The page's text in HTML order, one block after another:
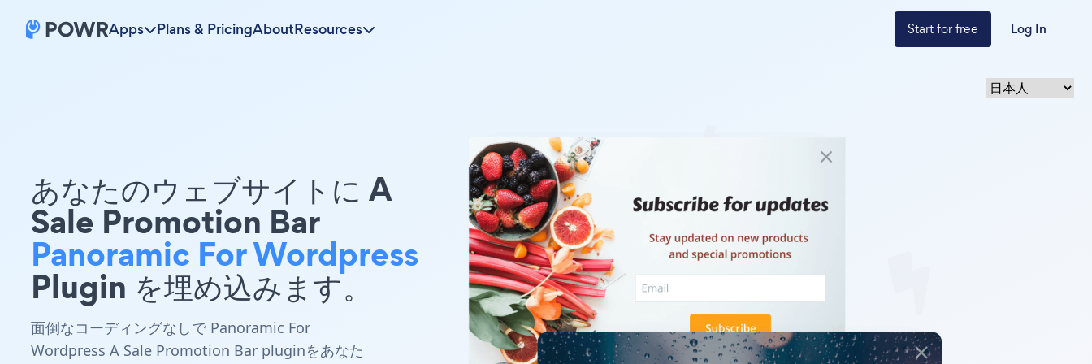
Apps Plans & PricingAboutResources Start for free Log In
あなたのウェブサイトに A
Sale Promotion Bar
Panoramic For Wordpress
Plugin を埋め込みます。
面倒なコーディングなしで Panoramic For
Wordpress A Sale Promotion Bar pluginをあなた